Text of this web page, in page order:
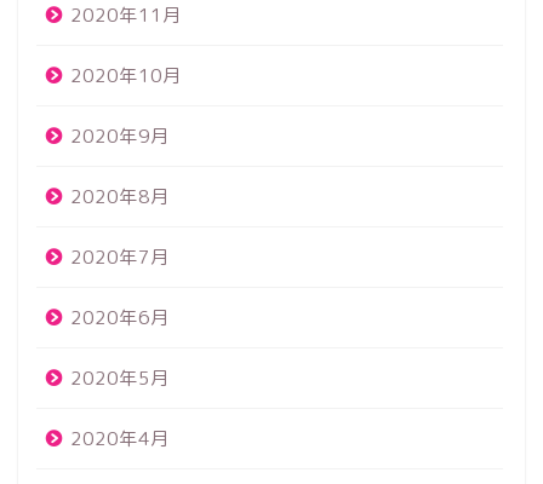
2020年11月
2020年10月
2020年9月
2020年8月
2020年7月
2020年6月
2020年5月
2020年4月